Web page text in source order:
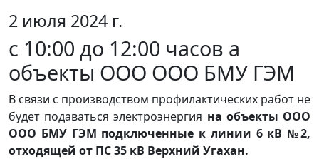
2 июля 2024 г.
с 10:00 до 12:00 часов а
объекты ООО ООО БМУ ГЭМ
В связи с производством профилактических работ не
будет подаваться электроэнергия на объекты ООО
ООО БМУ ГЭМ подключенные к линии 6 кВ №2,
отходящей от ПС 35 кВ Верхний Угахан.